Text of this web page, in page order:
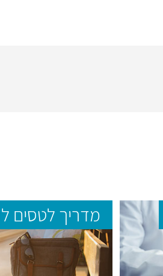
מדריך לטסים